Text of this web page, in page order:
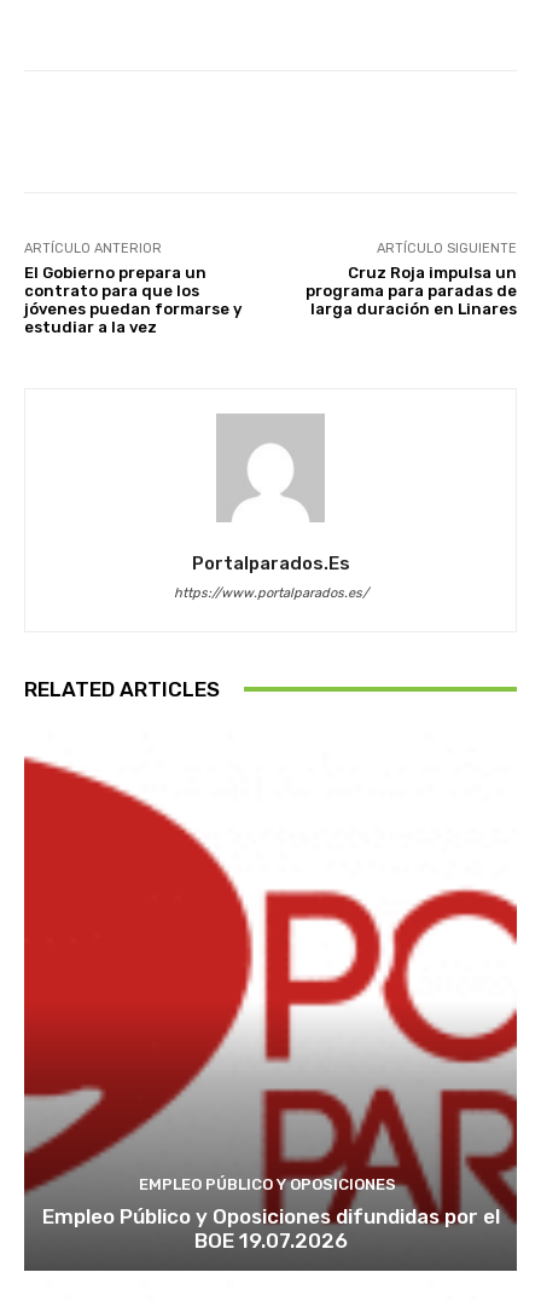
ARTÍCULO ANTERIOR
El Gobierno prepara un
contrato para que los
jóvenes puedan formarse y
estudiar a la vez
ARTÍCULO SIGUIENTE
Cruz Roja impulsa un
programa para paradas de
larga duración en Linares
Portalparados.es
https://www.portalparados.es/
RELATED ARTICLES
EMPLEO PÚBLICO Y OPOSICIONES
Empleo Público y Oposiciones difundidas por el
BOE 19.07.2026